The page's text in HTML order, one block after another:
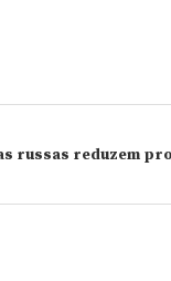
russas reduzem